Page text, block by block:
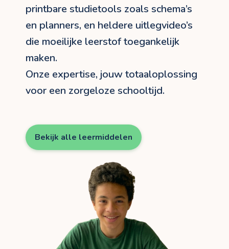
printbare studietools zoals schema’s
en planners, en heldere uitlegvideo’s
die moeilijke leerstof toegankelijk
maken.
Onze expertise, jouw totaaloplossing
voor een zorgeloze schooltijd.
Bekijk alle leermiddelen